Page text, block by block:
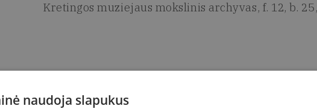
Kretingos muziejaus mokslinis archyvas, f. 12, b.
naudoja slapukus